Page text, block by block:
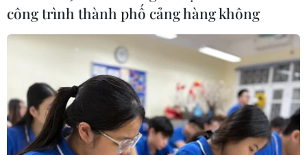
luật chống rửa tiền
04/08/2026 04:58
Xem thêm
công trình thành phố cảng hàng không